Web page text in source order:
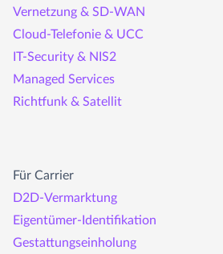
Vernetzung & SD-WAN
Cloud-Telefonie & UCC
IT-Security & NIS2
Managed Services
Richtfunk & Satellit
Für Carrier
D2D-Vermarktung
Eigentümer-Identifikation
Gestattungseinholung